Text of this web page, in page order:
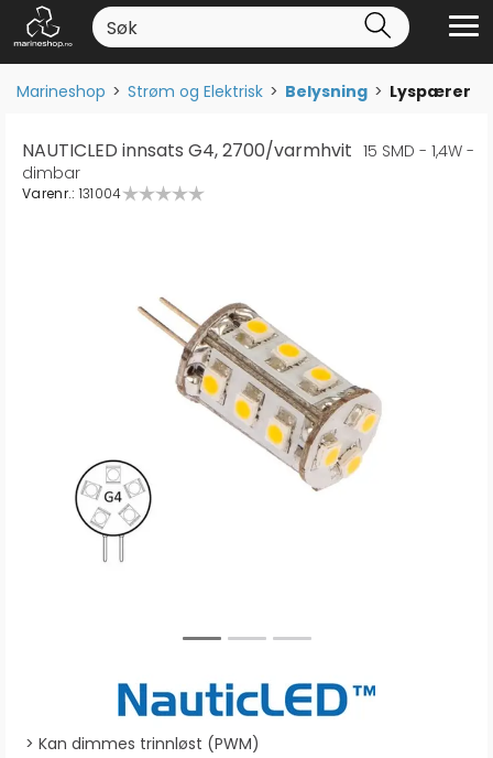
Marineshop>Strøm og Elektrisk>Belysning>Lyspærer
NAUTICLED innsats G4, 2700/varmhvit 15 SMD - 1,4W -
dimbar
Varenr.: 131004
Kan dimmes trinnløst (PWM)